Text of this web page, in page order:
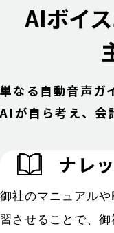
AIボイ
単なる自動音声ガ
AIが自ら考え、会
ナレ
御社のマニュアル
習させることで、